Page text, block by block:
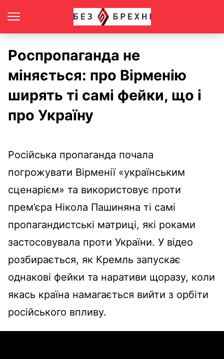
Роспропаганда не
міняється: про Вірменію
ширять ті самі фейки, що і
про Україну
Російська пропаганда почала
погрожувати Вірменії «українським
сценарієм» та використовує проти
прем’єра Нікола Пашиняна ті самі
пропагандистські матриці, які роками
застосовувала проти України. У відео
розбирається, як Кремль запускає
однакові фейки та наративи щоразу, коли
якась країна намагається вийти з орбіти
російського впливу.